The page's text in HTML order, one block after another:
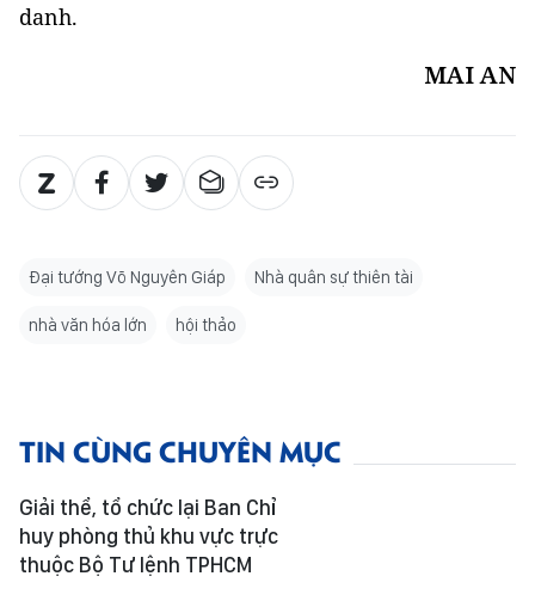
danh.
MAI AN
Đại tướng Võ Nguyên Giáp Nhà quân sự thiên tài
nhà văn hóa lớn hội thảo
TIN CÙNG CHUYÊN MỤC
Giải thể, tổ chức lại Ban Chỉ
huy phòng thủ khu vực trực
thuộc Bộ Tư lệnh TPHCM